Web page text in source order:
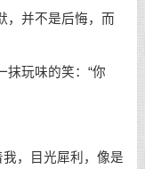
，并不是后悔，而
抹玩味的笑：“你
，目光犀利，像是